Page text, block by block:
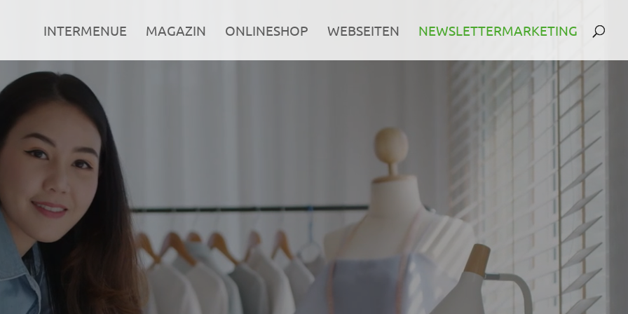
INTERMENUE MAGAZIN ONLINESHOP WEBSEITEN NEWSLETTERMARKETING